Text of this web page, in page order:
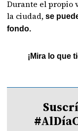
Durante el propio
la ciudad,se
fondo.
¡Mira lo que